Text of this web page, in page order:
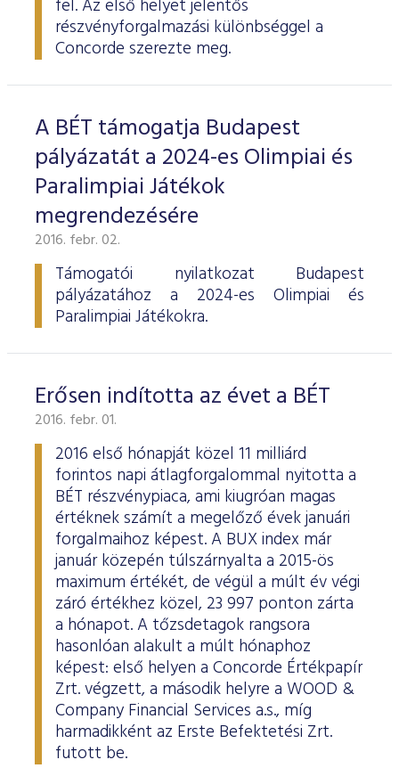
ESG Útmutató
fel. Az első helyet jelentős
részvényforgalmazási különbséggel a
Concorde szerezte meg.
A BÉT támogatja Budapest
pályázatát a 2024-es Olimpiai és
Paralimpiai Játékok
megrendezésére
2016. febr. 02.
Támogatói nyilatkozat Budapest
pályázatához a 2024-es Olimpiai és
Paralimpiai Játékokra.
Erősen indította az évet a BÉT
2016. febr. 01.
2016 első hónapját közel 11 milliárd
forintos napi átlagforgalommal nyitotta a
BÉT részvénypiaca, ami kiugróan magas
értéknek számít a megelőző évek januári
forgalmaihoz képest. A BUX index már
január közepén túlszárnyalta a 2015-ös
maximum értékét, de végül a múlt év végi
záró értékhez közel, 23 997 ponton zárta
a hónapot. A tőzsdetagok rangsora
hasonlóan alakult a múlt hónaphoz
képest: első helyen a Concorde Értékpapír
Zrt. végzett, a második helyre a WOOD &
Company Financial Services a.s., míg
harmadikként az Erste Befektetési Zrt.
futott be.